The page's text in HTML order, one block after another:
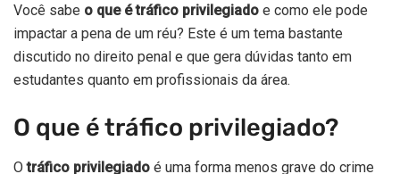
Você sabe o que é tráfico privilegiado e como ele pode
impactar a pena de um réu? Este é um tema bastante
discutido no direito penal e que gera dúvidas tanto em
estudantes quanto em profissionais da área.
O que é tráfico privilegiado?
Otráfico privilegiado é uma forma menos grave do crime